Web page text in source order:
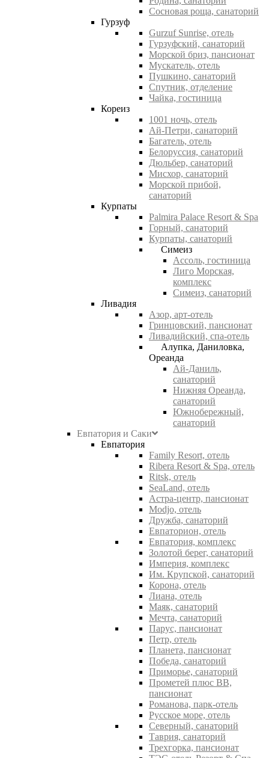
Сосновая роща, санаторий
Гурзуф
Gurzuf Sunrise, отель
Гурзуфский, санаторий
Морской бриз, пансионат
Мускатель, отель
Пушкино, санаторий
Спутник, отделение
Чайка, гостиница
Кореиз
1001 ночь, отель
Ай-Петри, санаторий
Багатель, отель
Белоруссия, санаторий
Дюльбер, санаторий
Мисхор, санаторий
Морской прибой,
санаторий
Курпаты
Palmira Palace Resort & Spa
Горный, санаторий
Курпаты, санаторий
Симеиз
Ассоль, гостиница
Лиго Морская,
комплекс
Симеиз, санаторий
Ливадия
Азор, арт-отель
Гринцовский, пансионат
Ливадийский, спа-отель
Алупка, Даниловка,
Ореанда
Ай-Даниль,
санаторий
Нижняя Ореанда,
санаторий
Южнобережный,
санаторий
Евпатория и Саки
Евпатория
Family Resort, отель
Ribera Resort & Spa, отель
Ritsk, отель
SeaLand, отель
Астра-центр, пансионат
Modjo, отель
Дружба, санаторий
Евпаторион, отель
Евпатория, комплекс
Золотой берег, санаторий
Империя, комплекс
Им. Крупской, санаторий
Корона, отель
Лиана, отель
Маяк, санаторий
Мечта, санаторий
Парус, пансионат
Петр, отель
Планета, пансионат
Победа, санаторий
Приморье, санаторий
Прометей плюс ВВ,
пансионат
Романова, парк-отель
Русское море, отель
Северный, санаторий
Таврия, санаторий
Трехгорка, пансионат